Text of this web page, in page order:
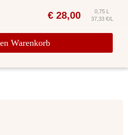
€ 28,00
0,75 L
37,33 €/L
Warenkorb